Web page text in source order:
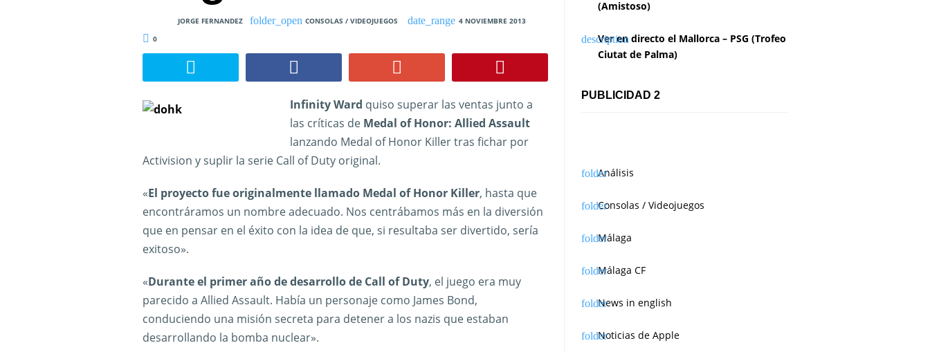
JORGE FERNANDEZ CONSOLAS / VIDEOJUEGOS
4 NOVIEMBRE 2013
0
Infinity Ward quiso superar las ventas junto a
las críticas de Medal of Honor: Allied Assault
lanzando Medal of Honor Killer tras fichar por
Activision y suplir la serie Call of Duty original.
«El proyecto fue originalmente llamado Medal of Honor Killer, hasta que
encontráramos un nombre adecuado. Nos centrábamos más en la diversión
que en pensar en el éxito con la idea de que, si resultaba ser divertido, sería
exitoso».
«Durante el primer año de desarrollo de Call of Duty, el juego era muy
parecido a Allied Assault. Había un personaje como James Bond,
conduciendo una misión secreta para detener a los nazis que estaban
desarrollando la bomba nuclear».
(Amistoso)
Ver en directo el Mallorca – PSG (Trofeo
Ciutat de Palma)
PUBLICIDAD 2
Análisis
Consolas / Videojuegos
Málaga
Málaga CF
News in english
Noticias de Apple